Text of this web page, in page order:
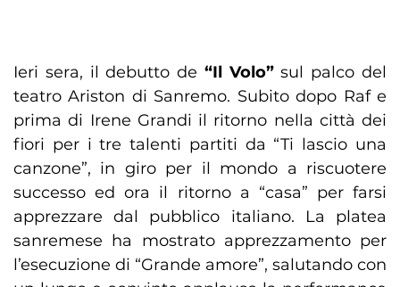
Ieri sera, il debutto de “Il Volo”sul palco del
teatro Ariston di Sanremo. Subito dopo Raf e
prima di Irene Grandi il ritorno nella città dei
fiori per i tre talenti partiti da “Ti lascio una
canzone”, in giro per il mondo a riscuotere
successo ed ora il ritorno a “casa” per farsi
apprezzare dal pubblico italiano. La platea
sanremese ha mostrato apprezzamento per
l’esecuzione di “Grande amore”, salutando con